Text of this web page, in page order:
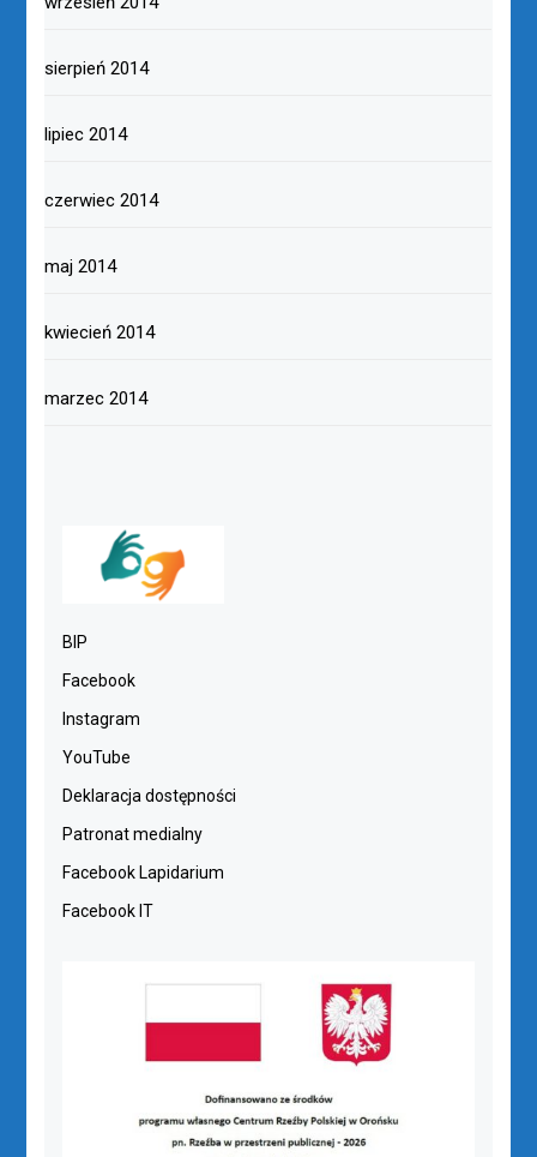
sierpień 2014
lipiec 2014
czerwiec 2014
maj 2014
kwiecień 2014
marzec 2014
BIP
Facebook
Instagram
YouTube
Deklaracja dostępności
Patronat medialny
Facebook Lapidarium
Facebook IT